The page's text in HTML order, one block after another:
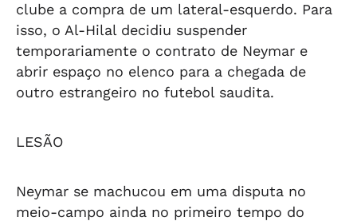
clube a compra de um lateral-esquerdo. Para
isso, o Al-Hilal decidiu suspender
temporariamente o contrato de Neymar e
abrir espaço no elenco para a chegada de
outro estrangeiro no futebol saudita.
LESÃO
Neymar se machucou em uma disputa no
meio-campo ainda no primeiro tempo do